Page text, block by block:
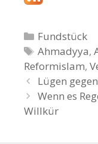
K
a
t
e
g
o
Fundstück
S
c
h
l
a
Ahmadyya,
Reformislam,
B
e
i
Lügen
Wenn es
Willkür